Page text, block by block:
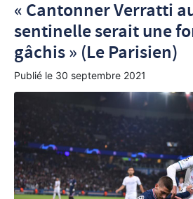
« Cantonner Verratti
sentinelle serait une
gâchis » (Le Parisien)
Publié le 30 septembre 2021